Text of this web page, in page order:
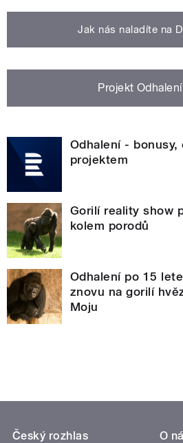
Jak nás naladíte na
Projekt Odhalení
Odhalení - bonusy,
projektem
Gorilí reality show
kolem porodů
Odhalení po 15
znovu na gorilí
Moju
Český rozhlas
O